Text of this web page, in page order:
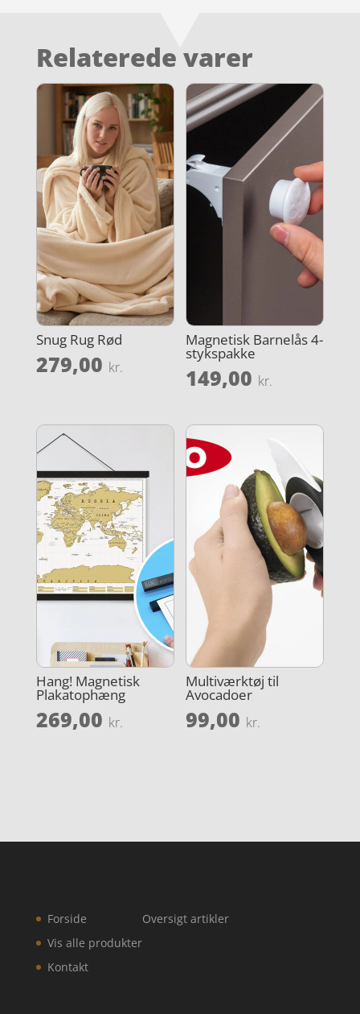
Relaterede varer
Snug Rug Rød
279,00 kr.
Magnetisk Barnelås 4-
stykspakke
149,00 kr.
Hang! Magnetisk
Plakatophæng
269,00 kr.
Multiværktøj til
Avocadoer
99,00 kr.
Forside
Vis alle produkter
Kontakt
Oversigt artikler